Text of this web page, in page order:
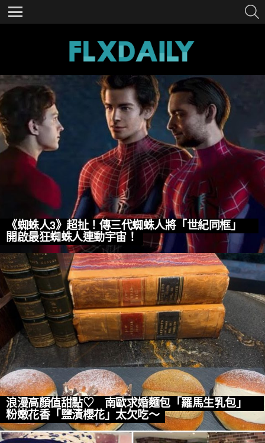
Menu
MOST
VIEWED
STORIES
《蜘蛛人3》超扯！傳三代蜘蛛人將「世紀同框」
開啟最狂蜘蛛人連動宇宙！
浪漫高顏值甜點♡ 南歐求婚麵包「羅馬生乳包」
粉嫩花香「鹽漬櫻花」太欠吃～